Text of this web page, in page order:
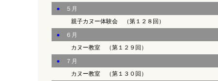
●
５月
親子カヌー体験会 （第１２８回）
●
６月
カヌー教室 （第１２９回）
●
７月
カヌー教室 （第１３０回）